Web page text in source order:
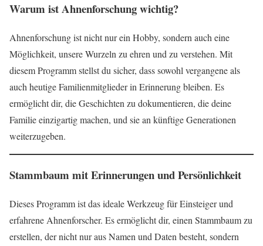
Warum ist Ahnenforschung wichtig?
Ahnenforschung ist nicht nur ein Hobby, sondern auch eine
Möglichkeit, unsere Wurzeln zu ehren und zu verstehen. Mit
diesem Programm stellst du sicher, dass sowohl vergangene als
auch heutige Familienmitglieder in Erinnerung bleiben. Es
ermöglicht dir, die Geschichten zu dokumentieren, die deine
Familie einzigartig machen, und sie an künftige Generationen
weiterzugeben.
Stammbaum mit Erinnerungen und Persönlichkeit
Dieses Programm ist das ideale Werkzeug für Einsteiger und
erfahrene Ahnenforscher. Es ermöglicht dir, einen Stammbaum zu
erstellen, der nicht nur aus Namen und Daten besteht, sondern